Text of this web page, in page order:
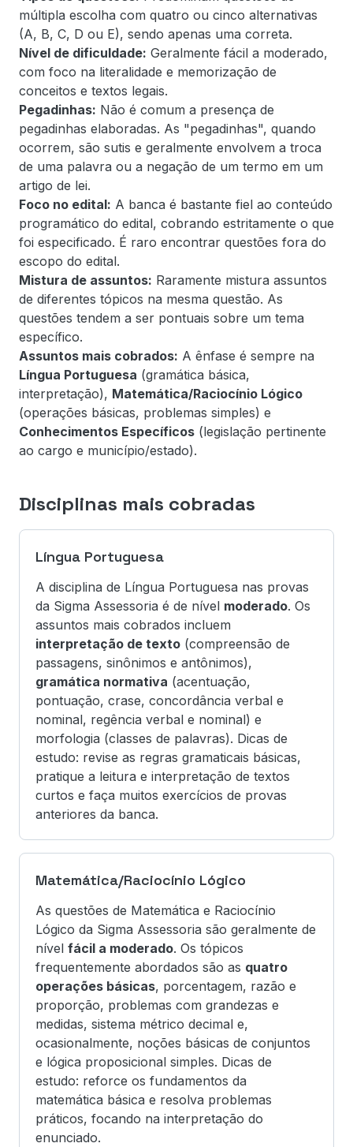
múltipla escolha com quatro ou cinco alternativas
(A, B, C, D ou E), sendo apenas uma correta.
Nível de dificuldade: Geralmente fácil a moderado,
com foco na literalidade e memorização de
conceitos e textos legais.
Pegadinhas: Não é comum a presença de
pegadinhas elaboradas. As "pegadinhas", quando
ocorrem, são sutis e geralmente envolvem a troca
de uma palavra ou a negação de um termo em um
artigo de lei.
Foco no edital: A banca é bastante fiel ao conteúdo
programático do edital, cobrando estritamente o que
foi especificado. É raro encontrar questões fora do
escopo do edital.
Mistura de assuntos: Raramente mistura assuntos
de diferentes tópicos na mesma questão. As
questões tendem a ser pontuais sobre um tema
específico.
Assuntos mais cobrados: A ênfase é sempre na
Língua Portuguesa (gramática básica,
interpretação), Matemática/Raciocínio Lógico
(operações básicas, problemas simples) e
Conhecimentos Específicos (legislação pertinente
ao cargo e município/estado).
Disciplinas mais cobradas
Língua Portuguesa
A disciplina de Língua Portuguesa nas provas
da Sigma Assessoria é de nível moderado. Os
assuntos mais cobrados incluem
interpretação de texto (compreensão de
passagens, sinônimos e antônimos),
gramática normativa (acentuação,
pontuação, crase, concordância verbal e
nominal, regência verbal e nominal) e
morfologia (classes de palavras). Dicas de
estudo: revise as regras gramaticais básicas,
pratique a leitura e interpretação de textos
curtos e faça muitos exercícios de provas
anteriores da banca.
Matemática/Raciocínio Lógico
As questões de Matemática e Raciocínio
Lógico da Sigma Assessoria são geralmente de
nível fácil a moderado. Os tópicos
frequentemente abordados são as quatro
operações básicas, porcentagem, razão e
proporção, problemas com grandezas e
medidas, sistema métrico decimal e,
ocasionalmente, noções básicas de conjuntos
e lógica proposicional simples. Dicas de
estudo: reforce os fundamentos da
matemática básica e resolva problemas
práticos, focando na interpretação do
enunciado.